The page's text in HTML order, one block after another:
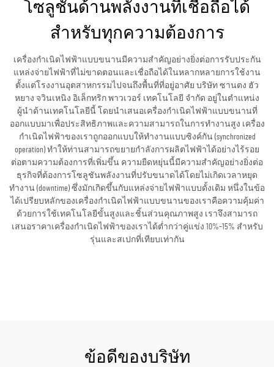
โซลูชันด้านพลังงานที่เชื่อถือได้
สำหรับทุกความต้องการ
เครื่องกำเนิดไฟฟ้าแบบขนานมีความสำคัญอย่างยิ่งต่อการรับประกัน
แหล่งจ่ายไฟฟ้าที่ไม่ขาดตอนและเชื่อถือได้ในหลากหลายการใช้งาน
ตั้งแต่โรงงานอุตสาหกรรมไปจนถึงพื้นที่ที่อยู่อาศัย บริษัท ซานตง ฮัว
หยาง จวินเหนิง อิเล็กทริก พาวเวอร์ เทคโนโลยี จำกัด อยู่ในตำแหน่ง
ผู้นำด้านเทคโนโลยีนี้ โดยนำเสนอเครื่องกำเนิดไฟฟ้าแบบขนานที่
ออกแบบมาเพื่อประสิทธิภาพและความสามารถในการทำงานสูง เครื่อง
กำเนิดไฟฟ้าของเราถูกออกแบบให้ทำงานแบบซิงค์กัน (synchronized
operation) ทำให้ท่านสามารถขยายกำลังการผลิตไฟฟ้าได้อย่างไร้รอย
ต่อตามความต้องการที่เพิ่มขึ้น ความยืดหยุ่นนี้มีความสำคัญอย่างยิ่งต่อ
ธุรกิจที่ต้องการโซลูชันพลังงานที่ปรับขนาดได้โดยไม่เกิดเวลาหยุด
ทำงาน (downtime) ซึ่งมักเกิดขึ้นกับแหล่งจ่ายไฟฟ้าแบบดั้งเดิม หนึ่งในข้อ
ได้เปรียบหลักของเครื่องกำเนิดไฟฟ้าแบบขนานของเราคือความคุ้มค่า
ด้วยการใช้เทคโนโลยีขั้นสูงและชิ้นส่วนคุณภาพสูง เราจึงสามารถ
เสนอราคาเครื่องกำเนิดไฟฟ้าของเราได้ต่ำกว่าคู่แข่ง 10%–15% สำหรับ
รุ่นและสเปกที่เทียบเท่ากัน
ข้อดีของบริษัท